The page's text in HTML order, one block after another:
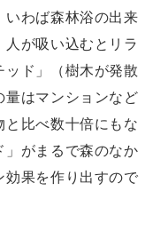
いわば森林浴の出来
が吸い込むとリラ
ド」（樹木が発散
はマンションなど
比べ数十倍にもな
」がまるで森のなか
効果を作り出すので